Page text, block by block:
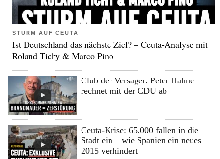
STURM AUF CEUTA
Ist Deutschland das nächste Ziel? – Ceuta-Analyse mit
Roland Tichy & Marco Pino
Club der Versager: Peter Hahne
rechnet mit der CDU ab
Ceuta-Krise: 65.000 fallen in die
Stadt ein – wie Spanien ein neues
2015 verhindert